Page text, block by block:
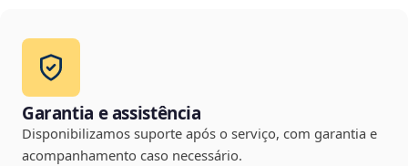
Garantia e assistência
Disponibilizamos suporte após o serviço, com garantia e
acompanhamento caso necessário.